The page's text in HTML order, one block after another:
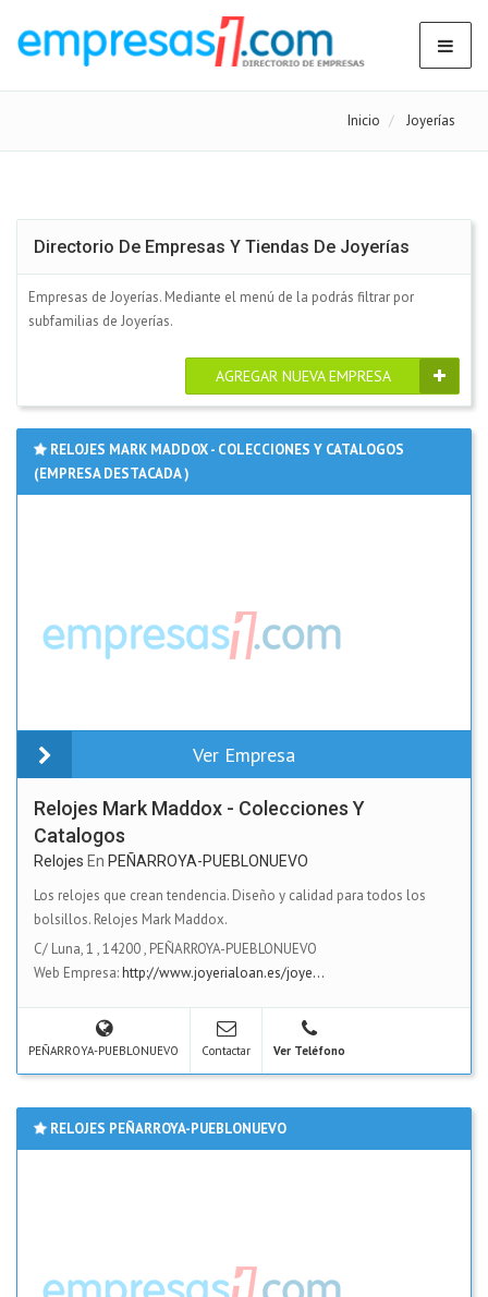
Inicio Joyerías
Directorio De Empresas Y Tiendas De Joyerías
Empresas de Joyerías. Mediante el menú de la podrás filtrar por
subfamilias de Joyerías.
AGREGAR NUEVA EMPRESA
RELOJES MARK MADDOX - COLECCIONES Y CATALOGOS
(EMPRESA DESTACADA )
Ver Empresa
Relojes Mark Maddox - Colecciones Y
Catalogos
Relojes En PEÑARROYA-PUEBLONUEVO
Los relojes que crean tendencia. Diseño y calidad para todos los
bolsillos. Relojes Mark Maddox.
C/ Luna, 1 ,14200, PEÑARROYA-PUEBLONUEVO
Web Empresa:http://www.joyerialoan.es/joye...
PEÑARROYA-PUEBLONUEVO Contactar Ver Teléfono
RELOJES PEÑARROYA-PUEBLONUEVO